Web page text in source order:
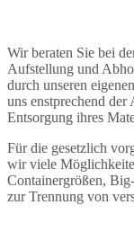
Wir beraten Sie bei
Aufstellung und
durch unseren
uns enstprechend
Entsorgung ihres
Für die gesetzlich
wir viele
Containergrößen,
zur Trennung von